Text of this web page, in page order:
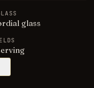
glass